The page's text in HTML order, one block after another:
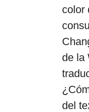
color
de la
del